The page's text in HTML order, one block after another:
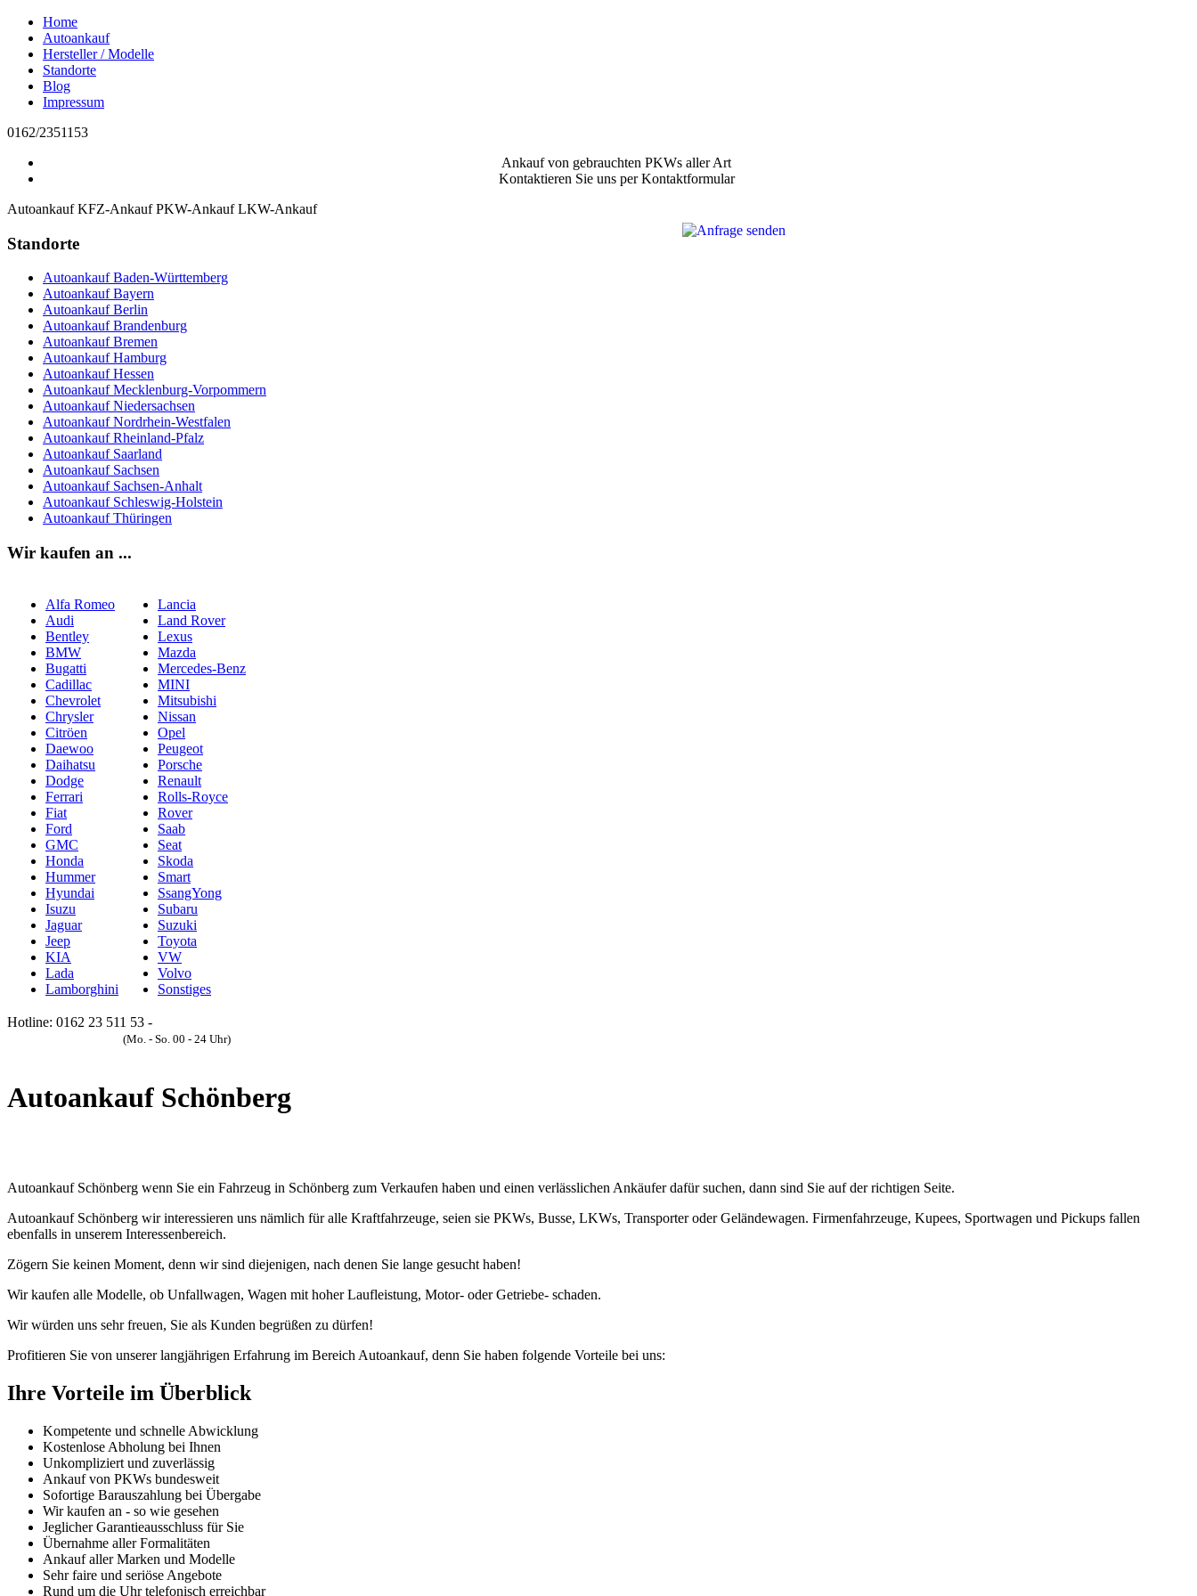
Home
Autoankauf
Hersteller / Modelle
Standorte
Blog
Impressum
0162/2351153
Ankauf von gebrauchten PKWs aller Art
Kontaktieren Sie uns per Kontaktformular
Autoankauf KFZ-Ankauf PKW-Ankauf LKW-Ankauf
Standorte
Autoankauf Baden-Württemberg
Autoankauf Bayern
Autoankauf Berlin
Autoankauf Brandenburg
Autoankauf Bremen
Autoankauf Hamburg
Autoankauf Hessen
Autoankauf Mecklenburg-Vorpommern
Autoankauf Niedersachsen
Autoankauf Nordrhein-Westfalen
Autoankauf Rheinland-Pfalz
Autoankauf Saarland
Autoankauf Sachsen
Autoankauf Sachsen-Anhalt
Autoankauf Schleswig-Holstein
Autoankauf Thüringen
Wir kaufen an ...
Alfa Romeo
Audi
Bentley
BMW
Bugatti
Cadillac
Chevrolet
Chrysler
Citröen
Daewoo
Daihatsu
Dodge
Ferrari
Fiat
Ford
GMC
Honda
Hummer
Hyundai
Isuzu
Jaguar
Jeep
KIA
Lada
Lamborghini
Lancia
Land Rover
Lexus
Mazda
Mercedes-Benz
MINI
Mitsubishi
Nissan
Opel
Peugeot
Porsche
Renault
Rolls-Royce
Rover
Saab
Seat
Skoda
Smart
SsangYong
Subaru
Suzuki
Toyota
VW
Volvo
Sonstiges
Hotline: 0162 23 511 53 -
(Mo. - So. 00 - 24 Uhr)
Autoankauf Schönberg
Autoankauf Schönberg wenn Sie ein Fahrzeug in Schönberg zum Verkaufen haben und einen verlässlichen Ankäufer dafür suchen, dann sind Sie auf der richtigen Seite.
Autoankauf Schönberg wir interessieren uns nämlich für alle Kraftfahrzeuge, seien sie PKWs, Busse, LKWs, Transporter oder Geländewagen. Firmenfahrzeuge, Kupees, Sportwagen und Pickups fallen
ebenfalls in unserem Interessenbereich.
Zögern Sie keinen Moment, denn wir sind diejenigen, nach denen Sie lange gesucht haben!
Wir kaufen alle Modelle, ob Unfallwagen, Wagen mit hoher Laufleistung, Motor- oder Getriebe- schaden.
Wir würden uns sehr freuen, Sie als Kunden begrüßen zu dürfen!
Profitieren Sie von unserer langjährigen Erfahrung im Bereich Autoankauf, denn Sie haben folgende Vorteile bei uns:
Ihre Vorteile im Überblick
Kompetente und schnelle Abwicklung
Kostenlose Abholung bei Ihnen
Unkompliziert und zuverlässig
Ankauf von PKWs bundesweit
Sofortige Barauszahlung bei Übergabe
Wir kaufen an - so wie gesehen
Jeglicher Garantieausschluss für Sie
Übernahme aller Formalitäten
Ankauf aller Marken und Modelle
Sehr faire und seriöse Angebote
Rund um die Uhr telefonisch erreichbar